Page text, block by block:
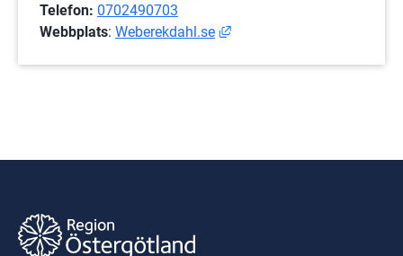
Telefon: 0702490703
Webbplats: Weberekdahl.se Länk till annan webbplats,